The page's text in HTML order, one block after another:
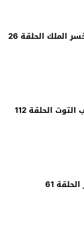
الملك الحلقة 26
الحلقة 112
61